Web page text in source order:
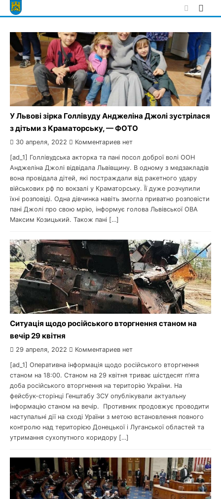
Skip
to
У Львові зірка Голлівуду Анджеліна Джолі зустрілася
з дітьми з Краматорську, — ФОТО
30 апреля, 2022 Комментариев нет
[ad_1] Голлівудська акторка та пані посол доброї волі ООН
Анджеліна Джолі відвідала Львівщину. В одному з медзакладів
вона провідала дітей, які постраждали від ракетного удару
військових рф по вокзалі у Краматорську. Її дуже розчулили
їхні розповіді. Одна дівчинка навіть змогла приватно розповісти
пані Джолі про свою мрію, інформує голова Львівської ОВА
Максим Козицький. Також пані […]
Ситуація щодо російського вторгнення станом на
вечір 29 квітня
29 апреля, 2022 Комментариев нет
[ad_1] Оперативна інформація щодо російського вторгнення
станом на 18:00. Станом на 29 квітня триває шістдесят п’ята
доба російського вторгнення на територію України. На
фейсбук-сторінці Генштабу ЗСУ опублікували актуальну
інформацію станом на вечір. Противник продовжує проводити
наступальні дії на сході Ураїни з метою встановлення повного
контролю над територією Донецької і Луганської областей та
утримання сухопутного коридору […]